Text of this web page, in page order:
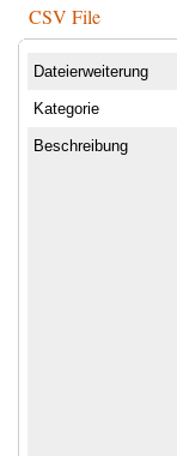
CSV File
Dateierweiterung
Kategorie
Beschreibung